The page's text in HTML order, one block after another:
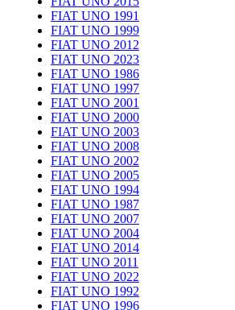
FIAT UNO 1991
FIAT UNO 1999
FIAT UNO 2012
FIAT UNO 2023
FIAT UNO 1986
FIAT UNO 1997
FIAT UNO 2001
FIAT UNO 2000
FIAT UNO 2003
FIAT UNO 2008
FIAT UNO 2002
FIAT UNO 2005
FIAT UNO 1994
FIAT UNO 1987
FIAT UNO 2007
FIAT UNO 2004
FIAT UNO 2014
FIAT UNO 2011
FIAT UNO 2022
FIAT UNO 1992
FIAT UNO 1996